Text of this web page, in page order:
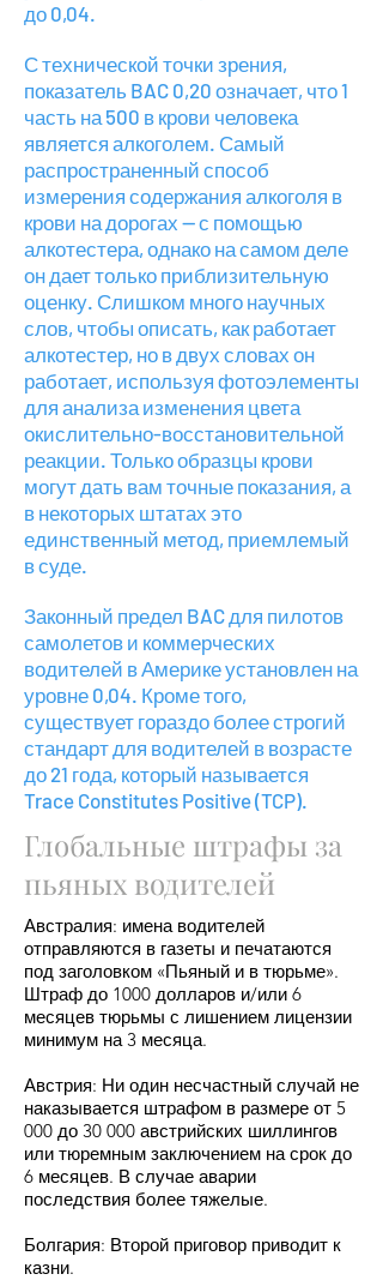
до 0,04.
С технической точки зрения,
показатель BAC 0,20 означает, что 1
часть на 500 в крови человека
является алкоголем. Самый
распространенный способ
измерения содержания алкоголя в
крови на дорогах — с помощью
алкотестера, однако на самом деле
он дает только приблизительную
оценку. Слишком много научных
слов, чтобы описать, как работает
алкотестер, но в двух словах он
работает, используя фотоэлементы
для анализа изменения цвета
окислительно-восстановительной
реакции. Только образцы крови
могут дать вам точные показания, а
в некоторых штатах это
единственный метод, приемлемый
в суде.
Законный предел BAC для пилотов
самолетов и коммерческих
водителей в Америке установлен на
уровне 0,04. Кроме того,
существует гораздо более строгий
стандарт для водителей в возрасте
до 21 года, который называется
Trace Constitutes Positive (TCP).
Глобальные штрафы за
пьяных водителей
Австралия: имена водителей
отправляются в газеты и печатаются
под заголовком «Пьяный и в тюрьме».
Штраф до 1000 долларов и/или 6
месяцев тюрьмы с лишением лицензии
минимум на 3 месяца.
Австрия: Ни один несчастный случай не
наказывается штрафом в размере от 5
000 до 30 000 австрийских шиллингов
или тюремным заключением на срок до
6 месяцев. В случае аварии
последствия более тяжелые.
Болгария: Второй приговор приводит к
казни.